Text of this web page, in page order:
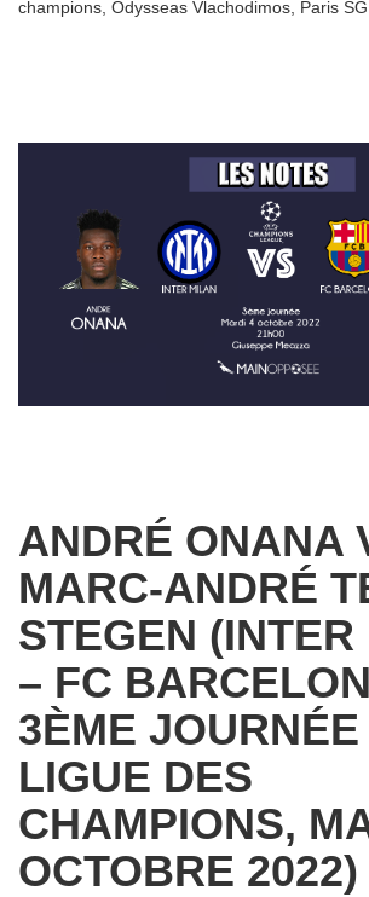
champions Odysseas Vlachodimos Paris SG
ANDRÉ ONANA
MARC-ANDRÉ
STEGEN (INTER
– FC
3ÈME JOURNÉE
LIGUE DES
CHAMPIONS,
OCTOBRE 2022)